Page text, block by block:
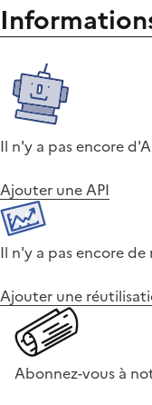
Il n'y a pas encore
Ajouter une API
Il n'y a pas encore
Ajouter une
Abonnez-vous à